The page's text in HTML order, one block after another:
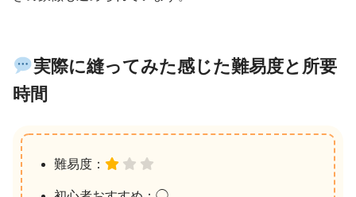
実際に縫ってみた感じた難易度と所要
時間
難易度：